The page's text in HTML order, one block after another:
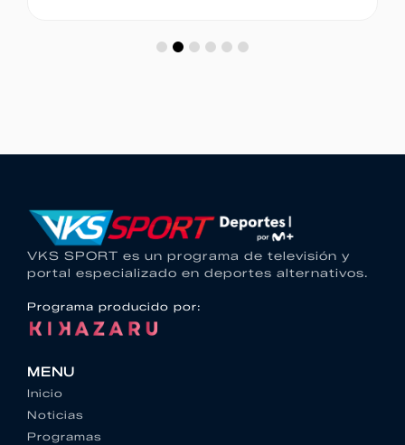
VKS SPORT es un programa de televisión y
portal especializado en deportes alternativos.
Programa producido por:
MENU
Inicio
Noticias
Programas